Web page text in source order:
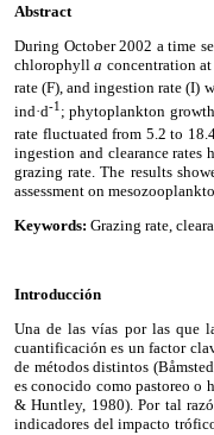
Abstract
During October 2002 a time
chlorophylla concentration
rate (F), and ingestion rate (I)
ind·d-1 ; phytoplankton
rate fluctuated from 5.2 to
ingestion and clearance
grazing rate. The results
assessment on
Keywords: Grazing rate,
Introducción
Una de las vías por las que
cuantificación es un factor
de métodos distintos
es conocido como pastoreo o
& Huntley, 1980). Por tal
indicadores del impacto